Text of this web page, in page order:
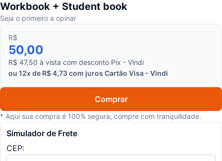
Workbook + Student book
Seja o primeiro a opinar
R$
50,00
R$ 47,50 à vista com desconto Pix - Vindi
ou 12x de R$ 4,73 com juros Cartão Visa - Vindi
Comprar
* Aqui sua compra é 100% segura, compre com tranquilidade.
Simulador de Frete
CEP: